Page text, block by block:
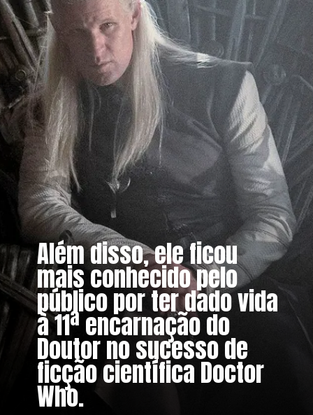
Além disso, ele ficou
mais conhecido pelo
público por ter dado vida
à 11ª encarnação do
Doutor no sucesso de
ficção científica Doctor
Who.